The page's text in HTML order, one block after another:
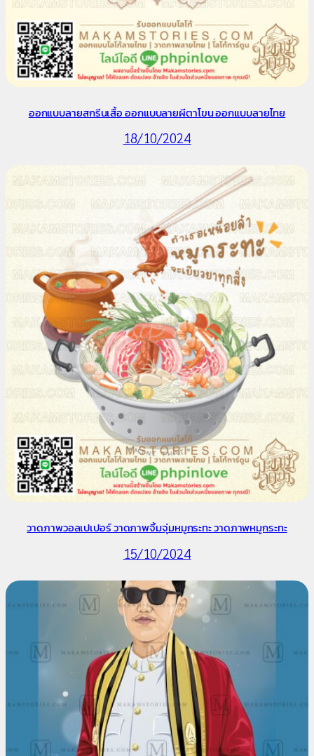
ออกแบบลายสกรีนเสื้อ ออกแบบลายผีตาโขน ออกแบบลายไทย
18/10/2024
วาดภาพวอลเปเปอร์ วาดภาพจิ้มจุ่มหมูกระทะ วาดภาพหมูกระทะ
15/10/2024